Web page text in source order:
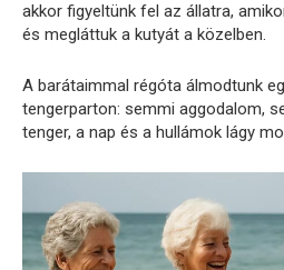
akkor figyeltünk fel az állatra,
és megláttuk a kutyát a közelben.
A barátaimmal régóta álmodtunk
tengerparton: semmi aggodalom,
tenger, a nap és a hullámok lágy